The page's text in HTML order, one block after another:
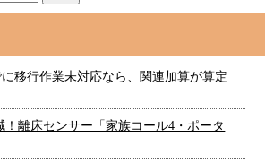
に移行作業未対応なら、関連加算が算定
！離床センサー「家族コール4・ポータ